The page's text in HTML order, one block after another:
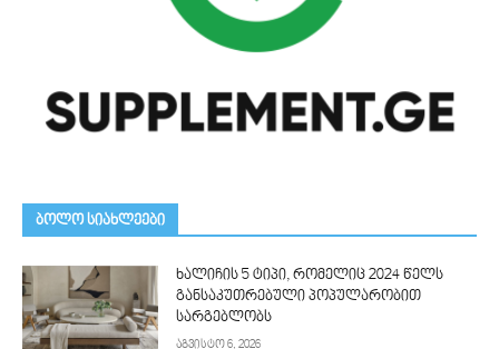
ᲑᲝᲚᲝ ᲡᲘᲐᲮᲚᲔᲔᲑᲘ
ხალიჩის 5 ტიპი, რომელიც 2024 წელს
განსაკუთრებული პოპულარობით
სარგებლობს
აგვისტო 6, 2026